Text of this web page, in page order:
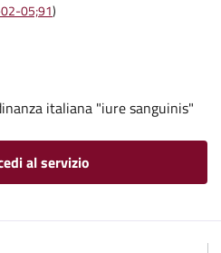
05;91)
italiana "iure sanguinis"
al servizio